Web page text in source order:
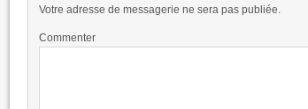
Votre adresse de messagerie ne sera pas publiée.
Commenter